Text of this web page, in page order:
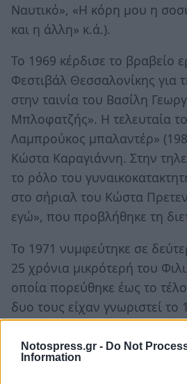
Notospress.gr - Do Not
Information
Ναυτικό», «Η κόρη μου η
και η άλλη» κ.ά.).
Το 1969 κέρδισε το βραβείο
Φεστιβάλ Θεσσαλονίκης για
στην ταινία του Βασίλη
Μπλοφατζής». Η τελευταία
Λαμπρούκος μπαλαντέρ»
Κώστα Καραγιάννη. Στην
το ρόλο του
στο σήριαλ του Κώστα
εγώ», που προβλήθηκε τη
Το 1971 νυμφεύτηκε σε
25 χρόνια μικρότερή του
οποία πορεύθηκε έως το
δυο τους είχαν γνωριστεί το
θυελλώδες ειδύλλιό του με
και τον χωρισμό του από